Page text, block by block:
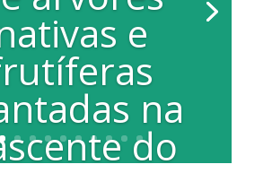
e
na
do